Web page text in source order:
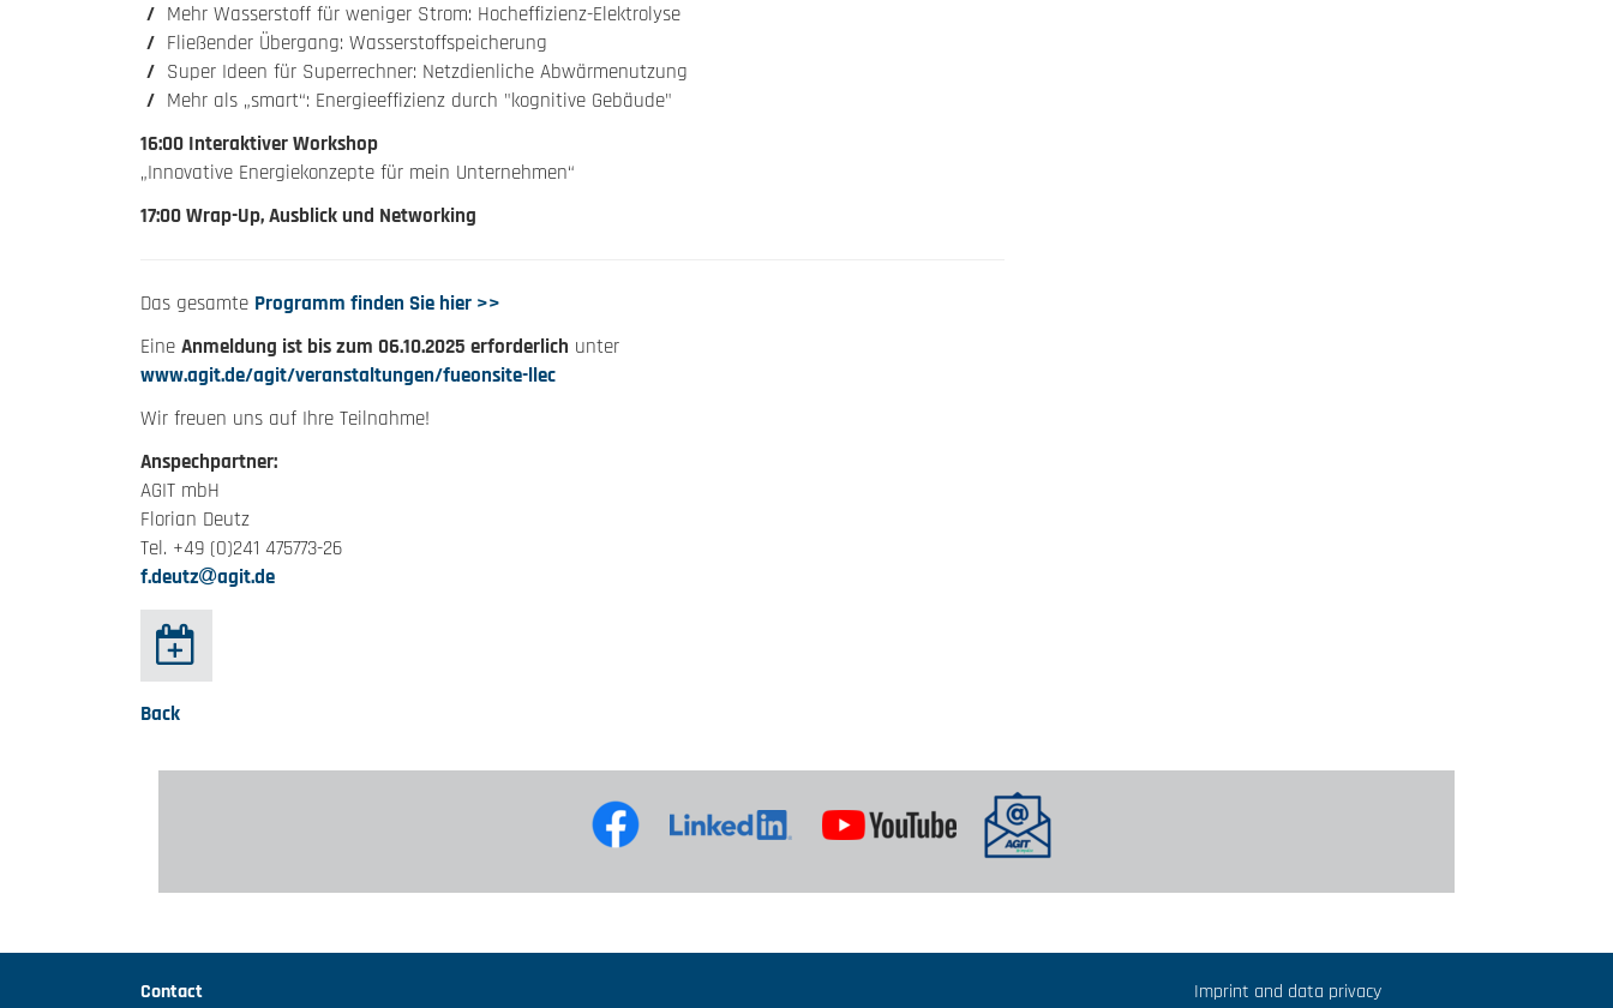
Mehr Wasserstoff für weniger Strom: Hocheffizienz-Elektrolyse
Fließender Übergang: Wasserstoffspeicherung
Super Ideen für Superrechner: Netzdienliche Abwärmenutzung
Mehr als „smart“: Energieeffizienz durch "kognitive Gebäude"
16:00 Interaktiver Workshop
„Innovative Energiekonzepte für mein Unternehmen“
17:00 Wrap-Up, Ausblick und Networking
Das gesamte Programm finden Sie hier >>
Eine Anmeldung ist bis zum 06.10.2025 erforderlich unter
www.agit.de/agit/veranstaltungen/fueonsite-llec
Wir freuen uns auf Ihre Teilnahme!
Anspechpartner:
AGIT mbH
Florian Deutz
Tel. +49 (0)241 475773-26
f.deutz
agit.de
Back
Contact Imprint and data privacy